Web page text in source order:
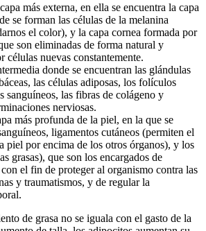
más externa, en ella se encuentra la capa
se forman las células de la melanina
el color), y la capa cornea formada por
son eliminadas de forma natural y
células nuevas constantemente.
donde se encuentran las glándulas
las células adiposas, los folículos
sanguíneos, las fibras de colágeno y
nerviosas.
más profunda de la piel, en la que se
ligamentos cutáneos (permiten el
piel por encima de los otros órganos), y los
grasas), que son los encargados de
el fin de proteger al organismo contra las
y traumatismos, y de regular la
de grasa no se iguala con el gasto de la